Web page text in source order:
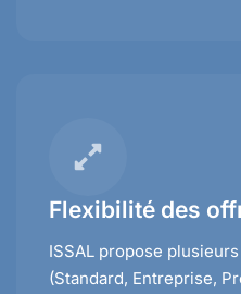
Flexibilité des
ISSAL propose
(Standard, Entreprise,